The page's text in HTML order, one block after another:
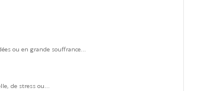
ou en grande souffrance...
de stress ou...